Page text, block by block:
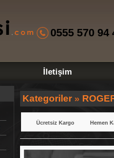
0555 570 94
İletişim
Kategoriler »
Ücretsiz Kargo Hemen